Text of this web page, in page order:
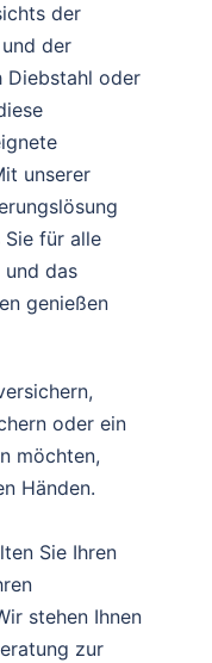
der
der
Diebstahl oder
unserer
Sie für alle
das
genießen
oder ein
möchten,
Händen.
Sie Ihren
stehen Ihnen
zur